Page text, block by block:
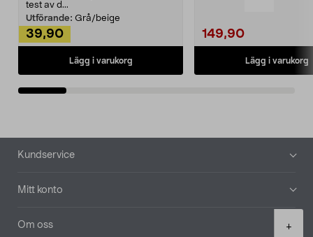
+
test av d...
Utförande: Grå/beige
39,90
Lägg i varukorg
149,90
Lägg i varukorg
Sidfot
Kundservice
Mitt konto
Om oss